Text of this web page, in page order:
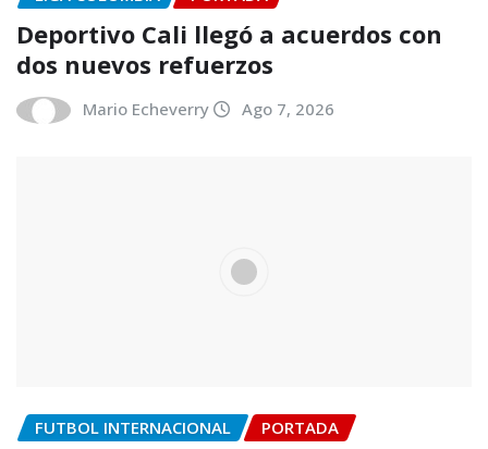
Deportivo Cali llegó a acuerdos con
dos nuevos refuerzos
Mario Echeverry Ago 7, 2026
FUTBOL INTERNACIONAL PORTADA